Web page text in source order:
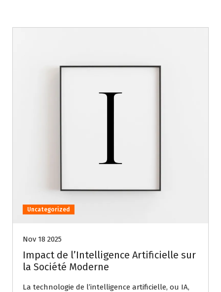
Uncategorized
Nov 18 2025
Impact de l’Intelligence Artificielle sur
la Société Moderne
La technologie de l’intelligence artificielle, ou IA,